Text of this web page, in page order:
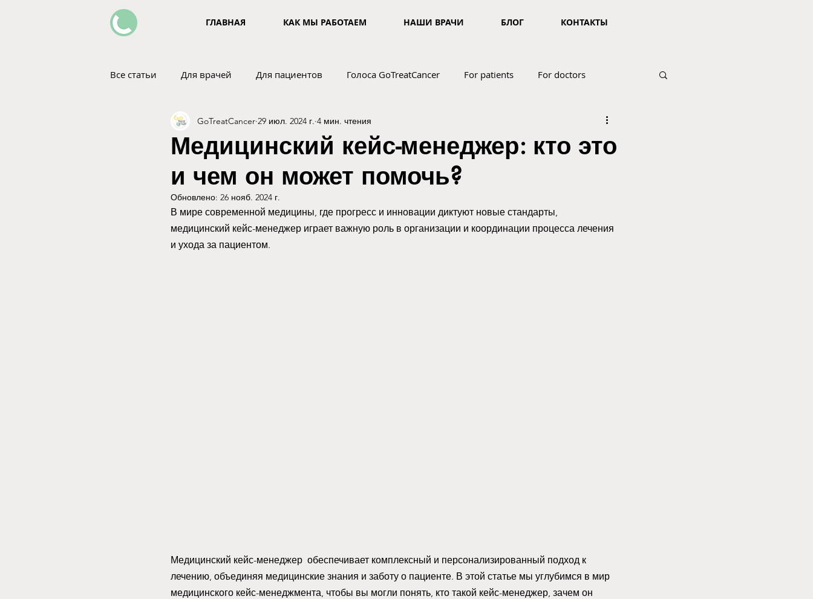
ГЛАВНАЯ КАК МЫ РАБОТАЕМ НАШИ ВРАЧИ БЛОГ КОНТАКТЫ
Все статьи Для врачей Для пациентов Голоса GoTreatCancer For patients For doctors
Voices of GoTreatCancer Спроси врача
Медицинский кейс-менеджер: кто это
и чем он может помочь?
GoTreatCancer 29 июл. 2024 г. 4 мин. чтения
Обновлено: 26 нояб. 2024 г.
В мире современной медицины, где прогресс и инновации диктуют новые стандарты,
медицинский кейс-менеджер играет важную роль в организации и координации процесса лечения
и ухода за пациентом.
Медицинский кейс-менеджер  обеспечивает комплексный и персонализированный подход к
лечению, объединяя медицинские знания и заботу о пациенте. В этой статье мы углубимся в мир
медицинского кейс-менеджмента, чтобы вы могли понять, кто такой кейс-менеджер, зачем он